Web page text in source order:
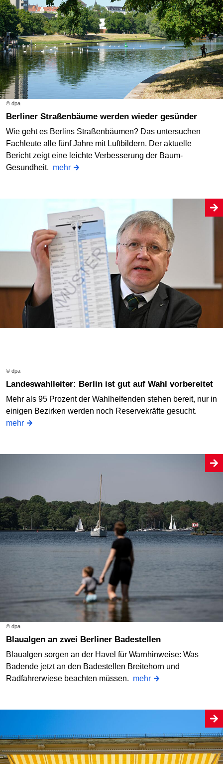
© dpa
Berliner Straßenbäume werden wieder gesünder
Wie geht es Berlins Straßenbäumen? Das untersuchen
Fachleute alle fünf Jahre mit Luftbildern. Der aktuelle
Bericht zeigt eine leichte Verbesserung der Baum-
Gesundheit. mehr
© dpa
Landeswahlleiter: Berlin ist gut auf Wahl vorbereitet
Mehr als 95 Prozent der Wahlhelfenden stehen bereit, nur in
einigen Bezirken werden noch Reservekräfte gesucht.
mehr
© dpa
Blaualgen an zwei Berliner Badestellen
Blaualgen sorgen an der Havel für Warnhinweise: Was
Badende jetzt an den Badestellen Breitehorn und
Radfahrerwiese beachten müssen. mehr